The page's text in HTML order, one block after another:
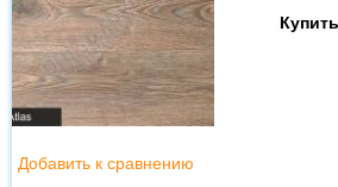
Добавить к сравнению